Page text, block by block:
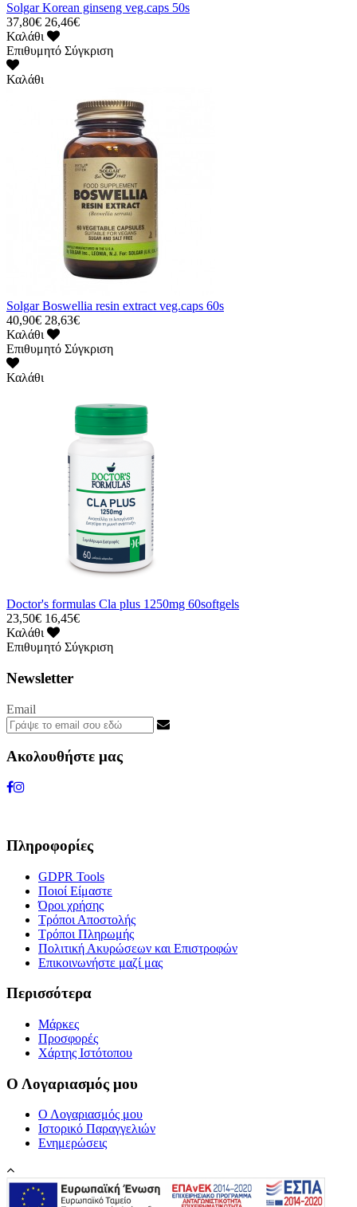
Solgar Korean ginseng veg.caps 50s
37,80€ 26,46€
Καλάθι
Επιθυμητό Σύγκριση
Καλάθι
Solgar Boswellia resin extract veg.caps 60s
40,90€ 28,63€
Καλάθι
Επιθυμητό Σύγκριση
Καλάθι
Doctor's formulas Cla plus 1250mg 60softgels
23,50€ 16,45€
Καλάθι
Επιθυμητό Σύγκριση
Newsletter
Email
Ακολουθήστε μας
Πληροφορίες
GDPR Tools
Ποιοί Είμαστε
Όροι χρήσης
Τρόποι Αποστολής
Τρόποι Πληρωμής
Πολιτική Ακυρώσεων και Επιστροφών
Επικοινωνήστε μαζί μας
Περισσότερα
Μάρκες
Προσφορές
Χάρτης Ιστότοπου
Ο Λογαριασμός μου
Ο Λογαριασμός μου
Ιστορικό Παραγγελιών
Ενημερώσεις